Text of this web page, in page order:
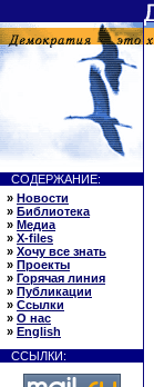
СОДЕРЖАНИЕ:
» Новости
» Библиотека
» Медиа
» X-files
» Хочу все знать
» Проекты
» Горячая линия
» Публикации
» Ссылки
» О нас
» English
ССЫЛКИ: